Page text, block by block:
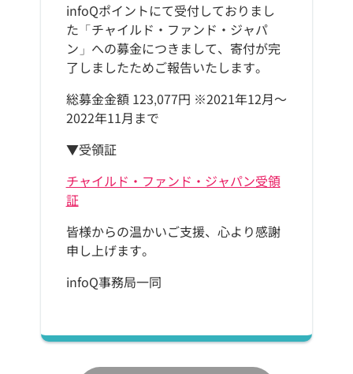
infoQポイントにて受付しておりまし
た「チャイルド・ファンド・ジャパ
ン」への募金につきまして、寄付が完
了しましたためご報告いたします。
総募金金額 123,077円 ※2021年12月～
2022年11月まで
▼受領証
チャイルド・ファンド・ジャパン受領
証
皆様からの温かいご支援、心より感謝
申し上げます。
infoQ事務局一同